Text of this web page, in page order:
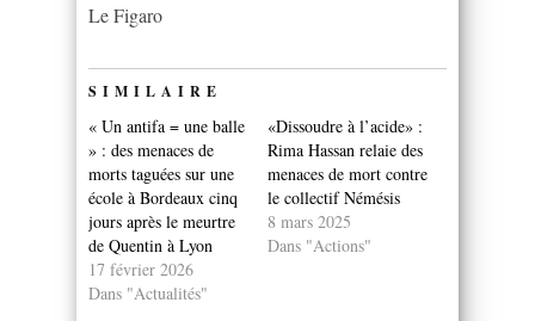
Le Figaro
SIMILAIRE
« Un antifa = une balle
» : des menaces de
morts taguées sur une
école à Bordeaux cinq
jours après le meurtre
de Quentin à Lyon
17 février 2026
Dans "Actualités"
«Dissoudre à l’acide» :
Rima Hassan relaie des
menaces de mort contre
le collectif Némésis
8 mars 2025
Dans "Actions"